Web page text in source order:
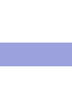
la quantité